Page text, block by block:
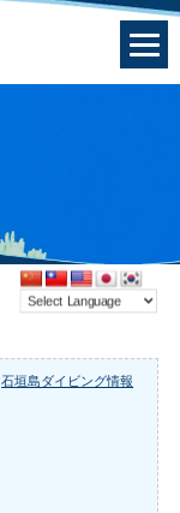
,石垣島ダイビング情報